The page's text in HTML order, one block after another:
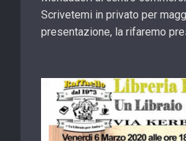
Scrivetemi in privato per
presentazione, la rifaremo